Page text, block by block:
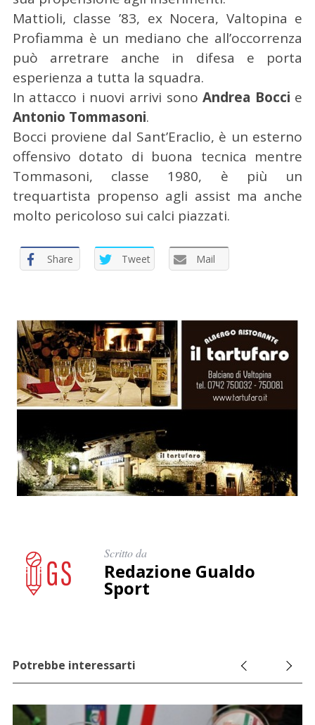
Mattioli, classe ’83, ex Nocera, Valtopina e
Profiamma è un mediano che all’occorrenza
può arretrare anche in difesa e porta
esperienza a tutta la squadra.
In attacco i nuovi arrivi sonoAndrea Bocci e
Antonio Tommasoni.
Bocci proviene dal Sant’Eraclio, è un esterno
offensivo dotato di buona tecnica mentre
Tommasoni, classe 1980, è più un
trequartista propenso agli assist ma anche
molto pericoloso sui calci piazzati.
Share Tweet Mail
Scritto da
Redazione Gualdo
Sport
Potrebbe interessarti
c
a
p
r
: